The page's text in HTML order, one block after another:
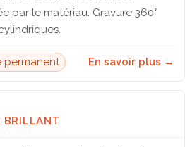
par le matériau. Gravure 360°
permanent En savoir plus →
BRILLANT